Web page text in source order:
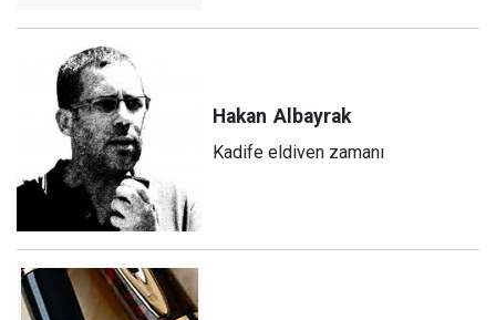
Hakan Albayrak
Kadife eldiven zamanı